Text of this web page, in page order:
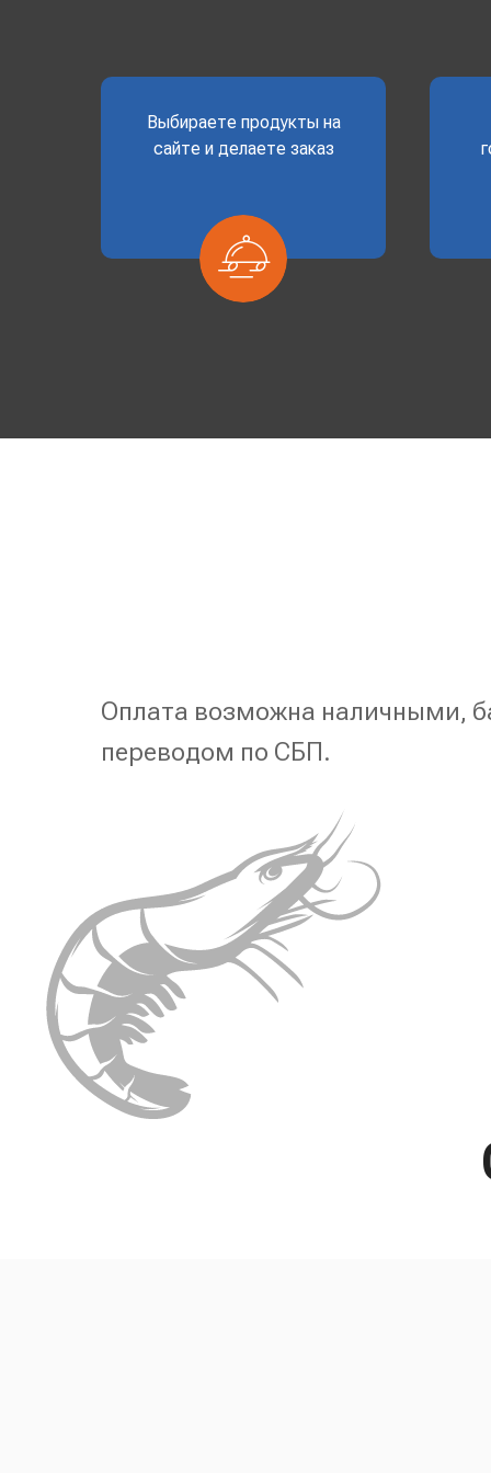
Выбираете продукты на
сайте и делаете заказ
Оплата возможна наличными,
переводом по СБП.